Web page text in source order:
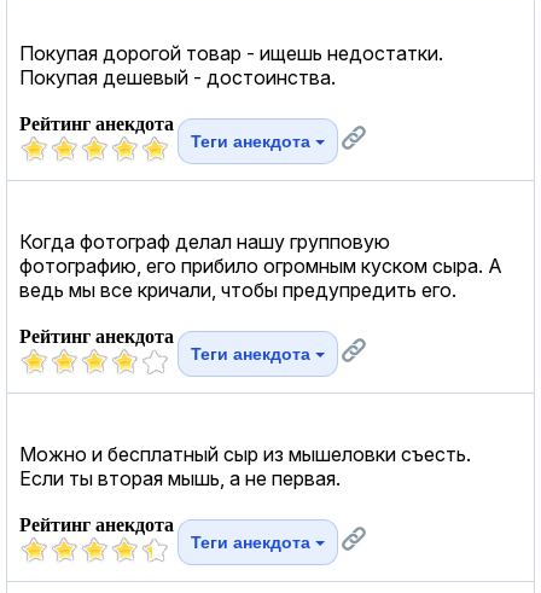
Покупая дорогой товар - ищешь недостатки.
Покупая дешевый - достоинства.
Рейтинг анекдота
Теги анекдота
Когда фотограф делал нашу групповую
фотографию, его прибило огромным куском сыра. А
ведь мы все кричали, чтобы предупредить его.
Рейтинг анекдота
Теги анекдота
Можно и бесплатный сыр из мышеловки съесть.
Если ты вторая мышь, а не первая.
Рейтинг анекдота
Теги анекдота